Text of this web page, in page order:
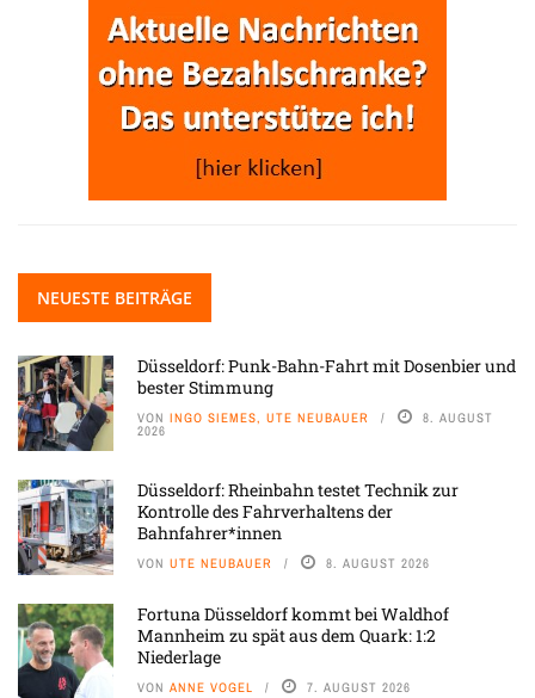
NEUESTE BEITRÄGE
Düsseldorf: Punk-Bahn-Fahrt mit Dosenbier und
bester Stimmung
VON INGO SIEMES, UTE NEUBAUER 8. AUGUST
2026
Düsseldorf: Rheinbahn testet Technik zur
Kontrolle des Fahrverhaltens der
Bahnfahrer*innen
VON UTE NEUBAUER 8. AUGUST 2026
Fortuna Düsseldorf kommt bei Waldhof
Mannheim zu spät aus dem Quark: 1:2
Niederlage
VON ANNE VOGEL 7. AUGUST 2026